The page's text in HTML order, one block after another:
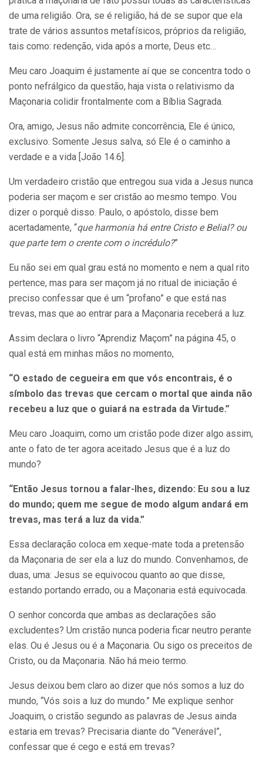
de uma religião. Ora, se é religião, há de se supor que ela
trate de vários assuntos metafísicos, próprios da religião,
tais como: redenção, vida após a morte, Deus etc…
Meu caro Joaquim é justamente aí que se concentra todo o
ponto nefrálgico da questão, haja vista o relativismo da
Maçonaria colidir frontalmente com a Bíblia Sagrada.
Ora, amigo, Jesus não admite concorrência, Ele é único,
exclusivo. Somente Jesus salva, só Ele é o caminho a
verdade e a vida [João 14.6].
Um verdadeiro cristão que entregou sua vida a Jesus nunca
poderia ser maçom e ser cristão ao mesmo tempo. Vou
dizer o porquê disso. Paulo, o apóstolo, disse bem
acertadamente, “que harmonia há entre Cristo e Belial? ou
que parte tem o crente com o incrédulo?”
Eu não sei em qual grau está no momento e nem a qual rito
pertence, mas para ser maçom já no ritual de iniciação é
preciso confessar que é um “profano” e que está nas
trevas, mas que ao entrar para a Maçonaria receberá a luz.
Assim declara o livro “Aprendiz Maçom” na página 45, o
qual está em minhas mãos no momento,
“O estado de cegueira em que vós encontrais, é o
símbolo das trevas que cercam o mortal que ainda não
recebeu a luz que o guiará na estrada da Virtude.”
Meu caro Joaquim, como um cristão pode dizer algo assim,
ante o fato de ter agora aceitado Jesus que é a luz do
mundo?
“Então Jesus tornou a falar-lhes, dizendo: Eu sou a luz
do mundo; quem me segue de modo algum andará em
trevas, mas terá a luz da vida.”
Essa declaração coloca em xeque-mate toda a pretensão
da Maçonaria de ser ela a luz do mundo. Convenhamos, de
duas, uma: Jesus se equivocou quanto ao que disse,
estando portando errado, ou a Maçonaria está equivocada.
O senhor concorda que ambas as declarações são
excludentes? Um cristão nunca poderia ficar neutro perante
elas. Ou é Jesus ou é a Maçonaria. Ou sigo os preceitos de
Cristo, ou da Maçonaria. Não há meio termo.
Jesus deixou bem claro ao dizer que nós somos a luz do
mundo, “Vós sois a luz do mundo.” Me explique senhor
Joaquim, o cristão segundo as palavras de Jesus ainda
estaria em trevas? Precisaria diante do “Venerável”,
confessar que é cego e está em trevas?